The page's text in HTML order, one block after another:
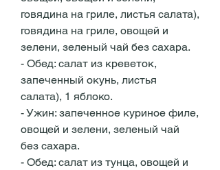
говядина на гриле, листья салата),
говядина на гриле, овощей и
зелени, зеленый чай без сахара.
- Обед: салат из креветок,
запеченный окунь, листья
салата), 1 яблоко.
- Ужин: запеченное куриное филе,
овощей и зелени, зеленый чай
без сахара.
- Обед: салат из тунца, овощей и